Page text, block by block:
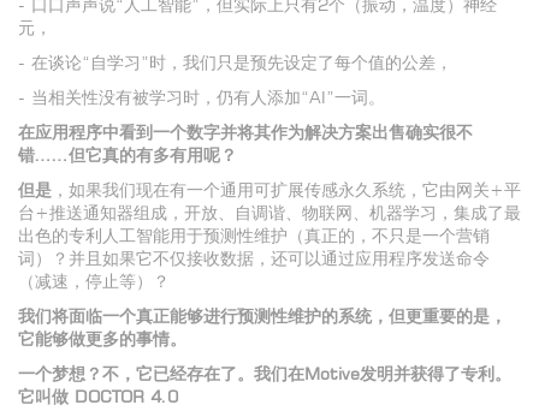
- 口口声声说“人工智能”，但实际上只有2个（振动，温度）神经
元，
- 在谈论“自学习”时，我们只是预先设定了每个值的公差，
- 当相关性没有被学习时，仍有人添加“AI”一词。
在应用程序中看到一个数字并将其作为解决方案出售确实很不
错……但它真的有多有用呢？
但是 ，如果我们现在有一个通用可扩展传感永久系统，它由网关+平
台+推送通知器组成，开放、自调谐、物联网、机器学习，集成了最
出色的专利人工智能用于预测性维护（真正的，不只是一个营销
词）？并且如果它不仅接收数据，还可以通过应用程序发送命令
（减速，停止等）？
我们将面临一个真正能够进行预测性维护的系统，但更重要的是，
它能够做更多的事情。
一个梦想？不，它已经存在了。我们在Motive发明并获得了专利。
它叫做 DOCTOR 4.0